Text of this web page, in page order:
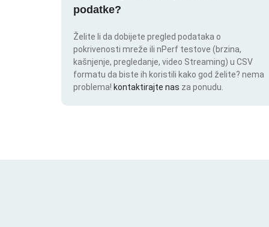
podatke?
Želite li da dobijete pregled podataka o
pokrivenosti mreže ili nPerf testove (brzina,
kašnjenje, pregledanje, video Streaming) u CSV
formatu da biste ih koristili kako god želite? nema
problema! kontaktirajte nas za ponudu.